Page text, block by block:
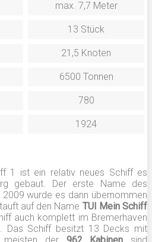
max. 7,7 Meter
13 Stück
21,5 Knoten
6500 Tonnen
780
1924
1 ist ein relativ neues Schiff es
gebaut. Der erste Name des
wurde es dann übernommen
auf den Name TUI Mein Schiff
auch komplett im Bremerhaven
Das Schiff besitzt 13 Decks mit
meisten der 962 Kabinen sind